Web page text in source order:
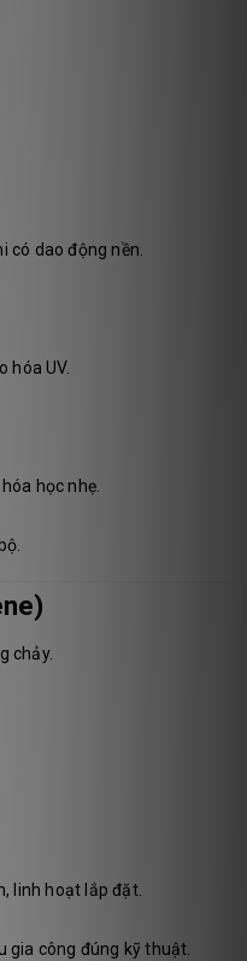
có dao động nền.
hóa UV.
học nhẹ.
chảy.
linh hoạt lắp đặt.
gia công đúng kỹ thuật.